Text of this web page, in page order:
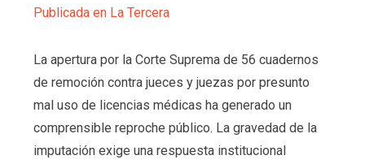
Publicada en La Tercera
La apertura por la Corte Suprema de 56 cuadernos
de remoción contra jueces y juezas por presunto
mal uso de licencias médicas ha generado un
comprensible reproche público. La gravedad de la
imputación exige una respuesta institucional